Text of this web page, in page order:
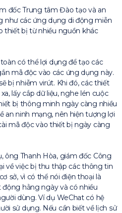
đốc Trung tâm Đào tạo và an
như các ứng dụng di động miễn
thiết bị từ nhiều nguồn khác
có thể lợi dụng để tạo các
mã độc vào các ứng dụng này.
bị nhiễm virút. Khi đó, các thiết
lấy cắp dữ liệu, nghe lén cuộc
bị thông minh ngày càng nhiều
an ninh mạng, nên hiện tượng lợi
mã độc vào thiết bị ngày càng
ông Thanh Hòa, giám đốc Công
về việc bị thu thập các thông tin
sở, vì có thể nói điện thoại là
hằng ngày và có nhiều
dùng. Ví dụ WeChat có hệ
sử dụng. Nếu cần biết về lịch sử